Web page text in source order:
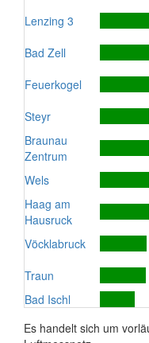
Lenzing 3
Bad Zell
Feuerkogel
Steyr
Braunau
Zentrum
Wels
Haag am
Hausruck
Vöcklabruck
Traun
Bad Ischl
Es handelt sich um